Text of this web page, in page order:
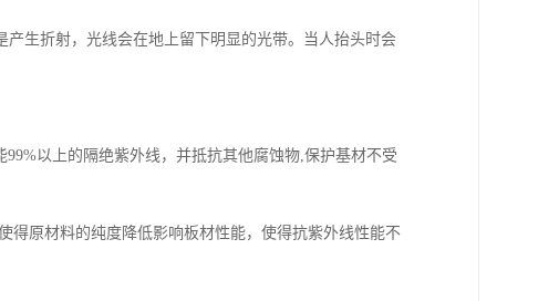
生折射，光线会在地上留下明显的光带。当人抬头时会
以上的隔绝紫外线，并抵抗其他腐蚀物,保护基材不受
得原材料的纯度降低影响板材性能，使得抗紫外线性能不